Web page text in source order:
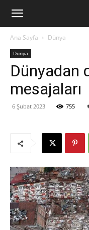
Ana Sayfa Dünya
Dünya
Dünyadan
mesajaları
6 Şubat 2023 755